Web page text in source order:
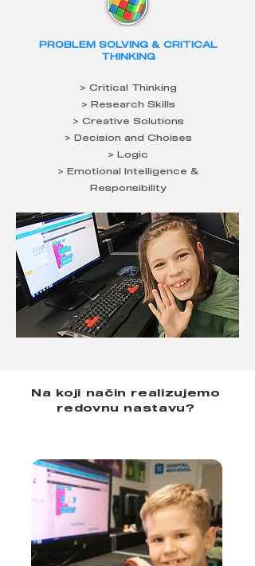
PROBLEM SOLVING & CRITICAL
THINKING
> Critical Thinking
> Research Skills
> Creative Solutions
> Decision and Choises
> Logic
> Emotional Intelligence &
Responsibility
Na koji način realizujemo
redovnu nastavu?